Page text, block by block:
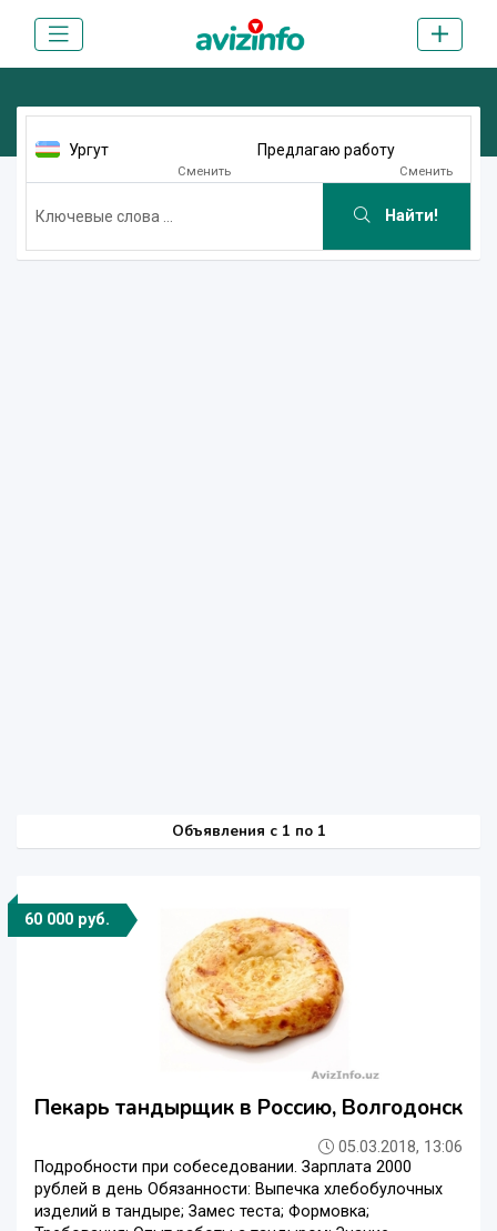
Ургут
Сменить
Предлагаю работу
Сменить
Найти!
Объявления c 1 по 1
60 000 руб.
Пекарь тандырщик в Россию, Волгодонск
05.03.2018, 13:06
Подробности при собеседовании. Зарплата 2000
рублей в день Обязанности: Выпечка хлебобулочных
изделий в тандыре; Замес теста; Формовка;